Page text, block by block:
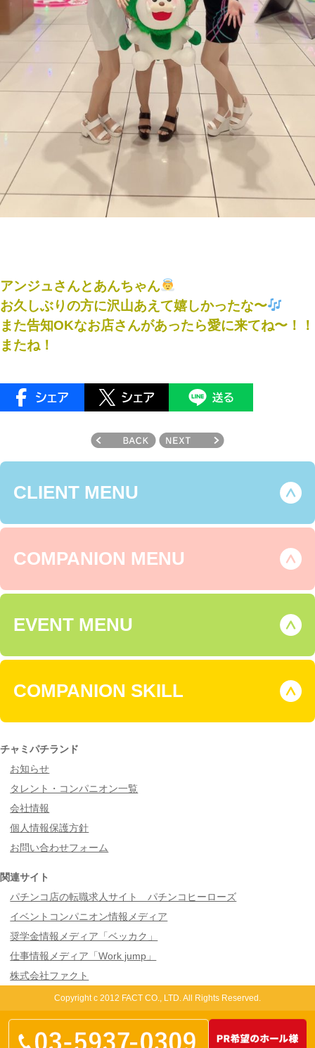
アンジュさんとあんちゃん
お久しぶりの方に沢山あえて嬉しかったな〜
また告知OKなお店さんがあったら愛に来てね〜！！
またね！
CLIENT MENU
COMPANION MENU
EVENT MENU
COMPANION SKILL
チャミパチランド
お知らせ
タレント・コンパニオン一覧
会社情報
個人情報保護方針
お問い合わせフォーム
関連サイト
パチンコ店の転職求人サイト パチンコヒーローズ
イベントコンパニオン情報メディア
奨学金情報メディア「ベッカク」
仕事情報メディア「Work jump」
株式会社ファクト
Copyright c 2012 FACT CO., LTD. All Rights Reserved.